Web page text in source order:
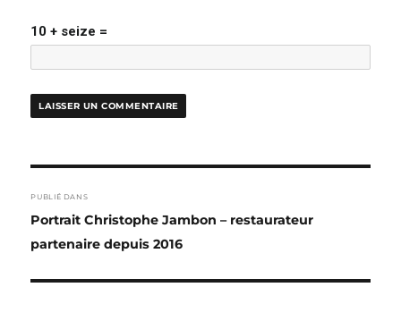
10 + seize =
DE
L’ARTICLE
PUBLIÉ DANS
Portrait Christophe Jambon – restaurateur
partenaire depuis 2016